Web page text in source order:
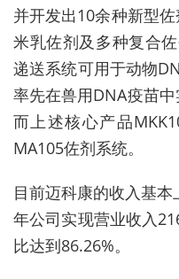
并开发出10余种新型
米乳佐剂及多种复合
递送系统可用于动物
率先在兽用DNA疫苗中
而上述核心产品
MA105佐剂系统。
目前迈科康的收入基本
年公司实现营业收入
比达到86.26%。